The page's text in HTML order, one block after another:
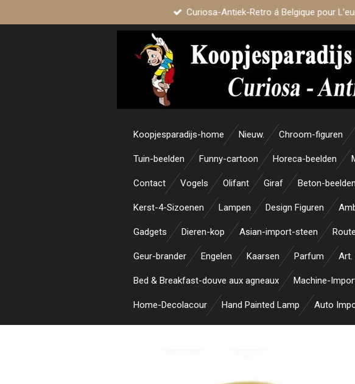
Curiosa-Antiek-Retro á Belgique pour
Koopjesparadijs-home Nieuw. Chroom-figuren
Tuin-beelden Funny-cartoon Horeca-beelden
Contact Vogels Olifant Giraf Beton-beelden
Kerst-4-Sizoenen Lampen Design Figuren
Gadgets Dieren-kop Asian-import-steen
Geur-brander Engelen Kaarsen Parfum Art.
Bed & Breakfast-douve aux agneaux Machine-
Home-Decolacour Hand Painted Lamp Auto